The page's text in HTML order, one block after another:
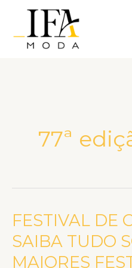
77ª
FESTIVAL DE
SAIBA TUDO
MAIORES
FESTIVAL
DE
CANNES
2024: